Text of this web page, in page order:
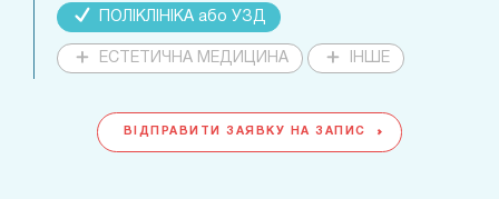
ПОЛІКЛІНІКА або УЗД
ЕСТЕТИЧНА МЕДИЦИНА ІНШЕ
ВІДПРАВИТИ ЗАЯВКУ НА ЗАПИС